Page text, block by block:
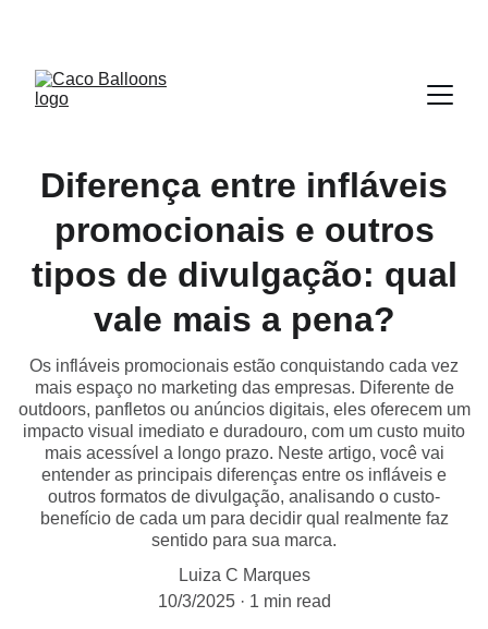
Diferença entre infláveis
promocionais e outros
tipos de divulgação: qual
vale mais a pena?
Os infláveis promocionais estão conquistando cada vez
mais espaço no marketing das empresas. Diferente de
outdoors, panfletos ou anúncios digitais, eles oferecem um
impacto visual imediato e duradouro, com um custo muito
mais acessível a longo prazo. Neste artigo, você vai
entender as principais diferenças entre os infláveis e
outros formatos de divulgação, analisando o custo-
benefício de cada um para decidir qual realmente faz
sentido para sua marca.
Luiza C Marques
10/3/2025
1 min read